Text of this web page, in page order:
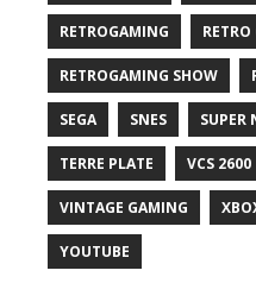
RETROGAMING
RETROGAMING SHOW
SEGA SNES SUPER
TERRE PLATE VCS 2600
VINTAGE GAMING
YOUTUBE